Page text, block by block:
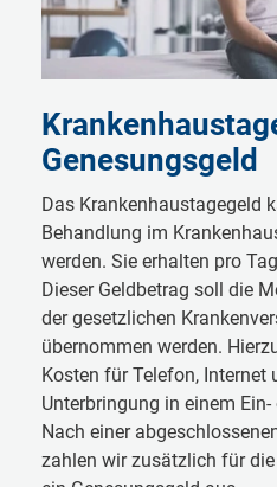
Genesungsgeld
Das Krankenhaus­tagegeld
Behandlung im
werden. Sie erhalten pro
Dieser Geldbetrag soll die
der gesetzlichen
übernommen werden.
Kosten für Telefon, Internet
Unterbringung in einem
Nach einer
zahlen wir zusätzlich für